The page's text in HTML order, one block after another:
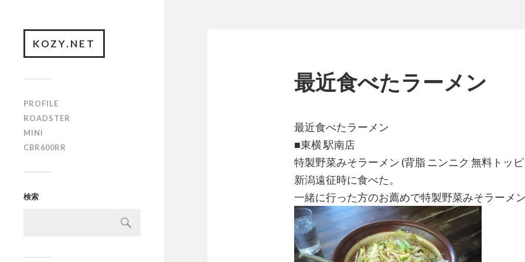
KOZY.NET
PROFILE
ROADSTER
MINI
CBR600RR
検索
最近食べたラーメン
最近食べたラーメン
■東横 駅南店
特製野菜みそラーメン (背脂 ニンニク 無料トッ
新潟遠征時に食べた。
一緒に行った方のお薦めで特製野菜みそラーメン